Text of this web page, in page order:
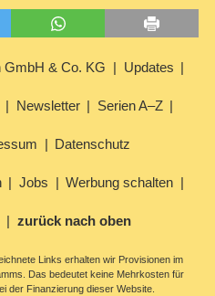
GmbH & Co. KG Updates
Newsletter Serien A–Z
Datenschutz
Jobs Werbung schalten
zurück nach oben
Links erhalten wir Provisionen im
Das bedeutet keine Mehrkosten für
der Finanzierung dieser Website.